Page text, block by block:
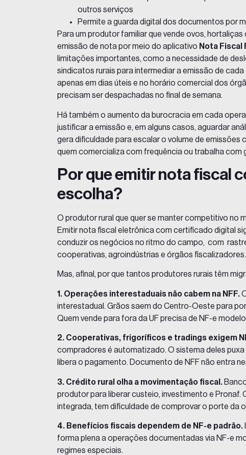
outros serviços
Permite a guarda digital dos documentos por
Para um produtor familiar que vende ovos,
emissão de nota por meio do aplicativo Nota Fiscal
limitações importantes, como a necessidade de
sindicatos rurais para intermediar a emissão de
apenas em dias úteis e no horário comercial dos
precisam ser despachadas no final de semana.
Há também o aumento da burocracia em cada
justificar a emissão e, em alguns casos, aguardar
gera dificuldade para escalar o volume de
quem comercializa com frequência ou trabalha com
Por que emitir nota fiscal
escolha?
O produtor rural que quer se manter competitivo no
Emitir nota fiscal eletrônica com certificado digital
conduzir os negócios no ritmo do campo, com
cooperativas, agroindústrias e órgãos fiscalizadores.
Mas, afinal, por que tantos produtores rurais têm
1. Operações interestaduais não cabem na NFF.
interestadual. Grãos saem do Centro-Oeste para
Quem vende para fora da UF precisa de NF-e
2. Cooperativas, frigoríficos e tradings exigem
compradores é automatizado. O sistema deles
libera o pagamento. Documento de NFF não entra
3. Crédito rural olha a movimentação fiscal.
produtor para liberar custeio, investimento e Pronaf.
integrada, tem dificuldade de comprovar o porte da
4. Benefícios fiscais dependem de NF-e padrão.
forma plena a operações documentadas via NF-e
regimes especiais.